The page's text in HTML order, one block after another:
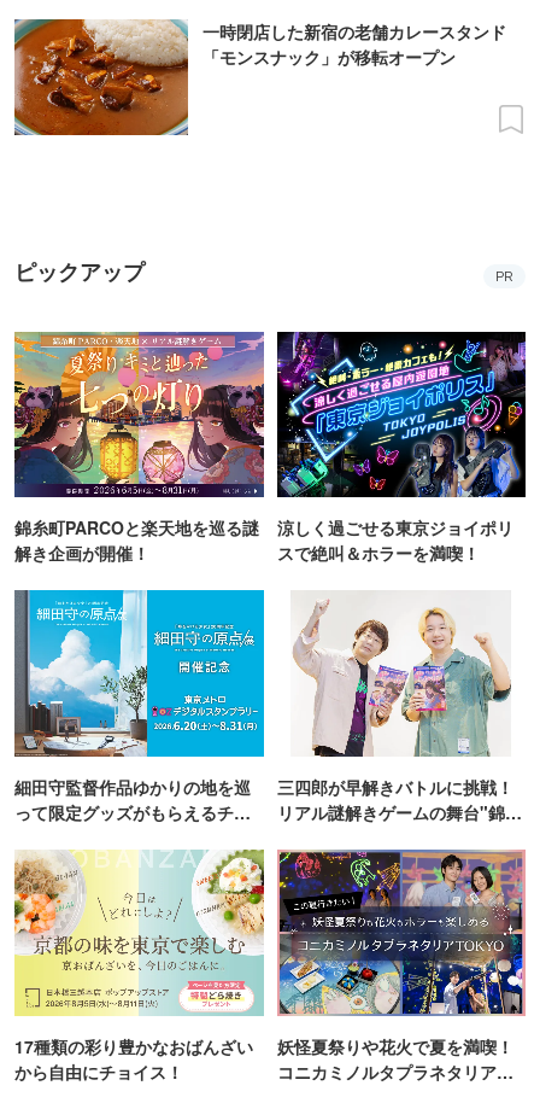
一時閉店した新宿の老舗カレースタンド
「モンスナック」が移転オープン
ピックアップ PR
錦糸町PARCOと楽天地を巡る謎
解き企画が開催！
涼しく過ごせる東京ジョイポリ
スで絶叫＆ホラーを満喫！
細田守監督作品ゆかりの地を巡
って限定グッズがもらえるチャ
三四郎が早解きバトルに挑戦！
リアル謎解きゲームの舞台"錦糸
17種類の彩り豊かなおばんざい
から自由にチョイス！
妖怪夏祭りや花火で夏を満喫！
コニカミノルタプラネタリア